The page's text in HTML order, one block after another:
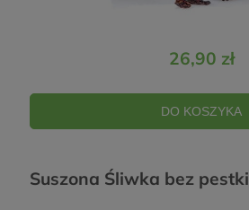
26,90 zł
DO KOSZYKA
Suszona Śliwka bez pestki